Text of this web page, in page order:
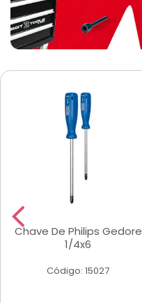
Chave De Philips Gedore
1/4x6
Código: 15027